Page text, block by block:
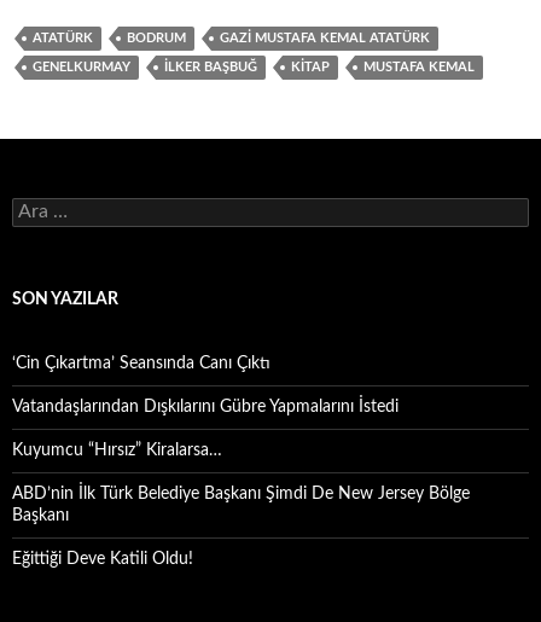
ATATÜRK BODRUM GAZI MUSTAFA KEMAL ATATÜRK
GENELKURMAY İLKER BAŞBUĞ KITAP MUSTAFA KEMAL
Arama:
SON YAZILAR
‘Cin Çıkartma’ Seansında Canı Çıktı
Vatandaşlarından Dışkılarını Gübre Yapmalarını İstedi
Kuyumcu “Hırsız” Kiralarsa…
ABD’nin İlk Türk Belediye Başkanı Şimdi De New Jersey Bölge
Başkanı
Eğittiği Deve Katili Oldu!